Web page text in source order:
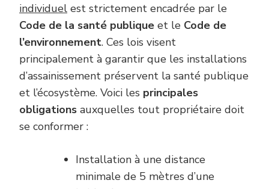
individuel est strictement encadrée par le
Code de la santé publique et le Code de
l’environnement. Ces lois visent
principalement à garantir que les installations
d’assainissement préservent la santé publique
et l’écosystème. Voici les principales
obligations auxquelles tout propriétaire doit
se conformer :
Installation à une distance
minimale de 5 mètres d’une